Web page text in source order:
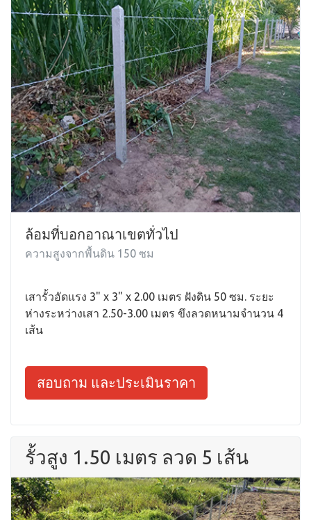
ล้อมที่บอกอาณาเขตทั่วไป
ความสูงจากพื้นดิน 150 ซม
เสารั้วอัดแรง 3" x 3" x 2.00 เมตร ฝังดิน 50 ซม. ระยะ
ห่างระหว่างเสา 2.50-3.00 เมตร ขึงลวดหนามจำนวน 4
เส้น
สอบถาม และประเมินราคา
รั้วสูง 1.50 เมตร ลวด 5 เส้น